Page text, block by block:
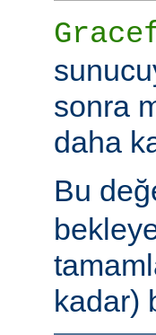
sonra
daha
Bu
kadar)